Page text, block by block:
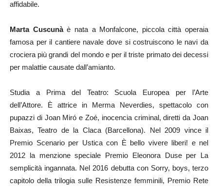
affidabile.
Marta Cuscunàè nata a Monfalcone, piccola città operaia
famosa per il cantiere navale dove si costruiscono le navi da
crociera più grandi del mondo e per il triste primato dei decessi
per malattie causate dall’amianto.
Studia a Prima del Teatro: Scuola Europea per l’Arte
dell’Attore. È attrice in Merma Neverdies, spettacolo con
pupazzi di Joan Miró e Zoé, inocencia criminal, diretti da Joan
Baixas, Teatro de la Claca (Barcellona). Nel 2009 vince il
Premio Scenario per Ustica con È bello vivere liberi! e nel
2012 la menzione speciale Premio Eleonora Duse per La
semplicità ingannata. Nel 2016 debutta con Sorry, boys, terzo
capitolo della trilogia sulle Resistenze femminili, Premio Rete